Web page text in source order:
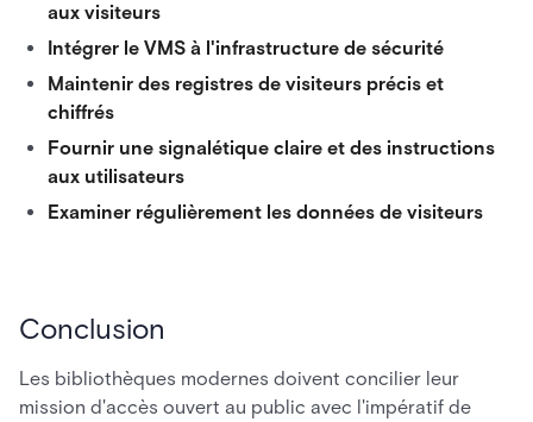
aux visiteurs
Intégrer le VMS à l'infrastructure de sécurité
Maintenir des registres de visiteurs précis et
chiffrés
Fournir une signalétique claire et des instructions
aux utilisateurs
Examiner régulièrement les données de visiteurs
Conclusion
Les bibliothèques modernes doivent concilier leur
mission d'accès ouvert au public avec l'impératif de